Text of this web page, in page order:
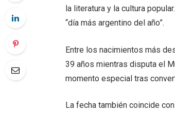
la literatura y la cultura
“día más argentino del año”.
Entre los nacimientos más
39 años mientras disputa el
momento especial tras
La fecha también coincide